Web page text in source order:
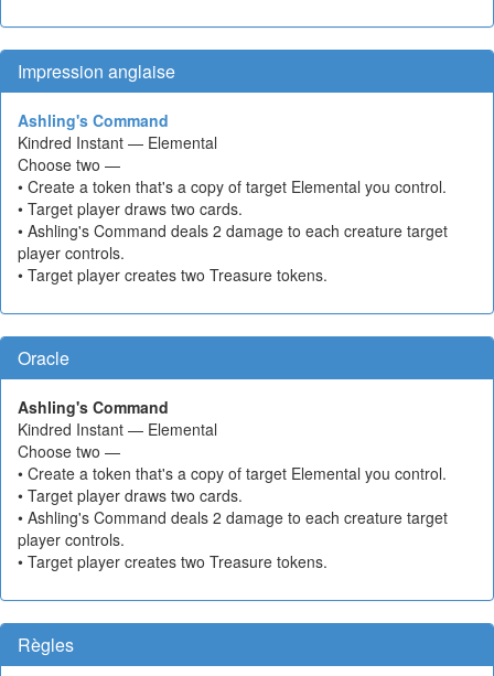
Impression anglaise
Ashling's Command
Kindred Instant — Elemental
Choose two —
• Create a token that's a copy of target Elemental you control.
• Target player draws two cards.
• Ashling's Command deals 2 damage to each creature target
player controls.
• Target player creates two Treasure tokens.
Oracle
Ashling's Command
Kindred Instant — Elemental
Choose two —
• Create a token that's a copy of target Elemental you control.
• Target player draws two cards.
• Ashling's Command deals 2 damage to each creature target
player controls.
• Target player creates two Treasure tokens.
Règles